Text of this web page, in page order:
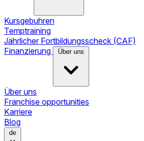
Kursgebuhren
Temptraining
Jährlicher Fortbildungsscheck (CAF)
Finanzierung
Über uns
Über uns
Franchise opportunities
Karriere
Blog
de